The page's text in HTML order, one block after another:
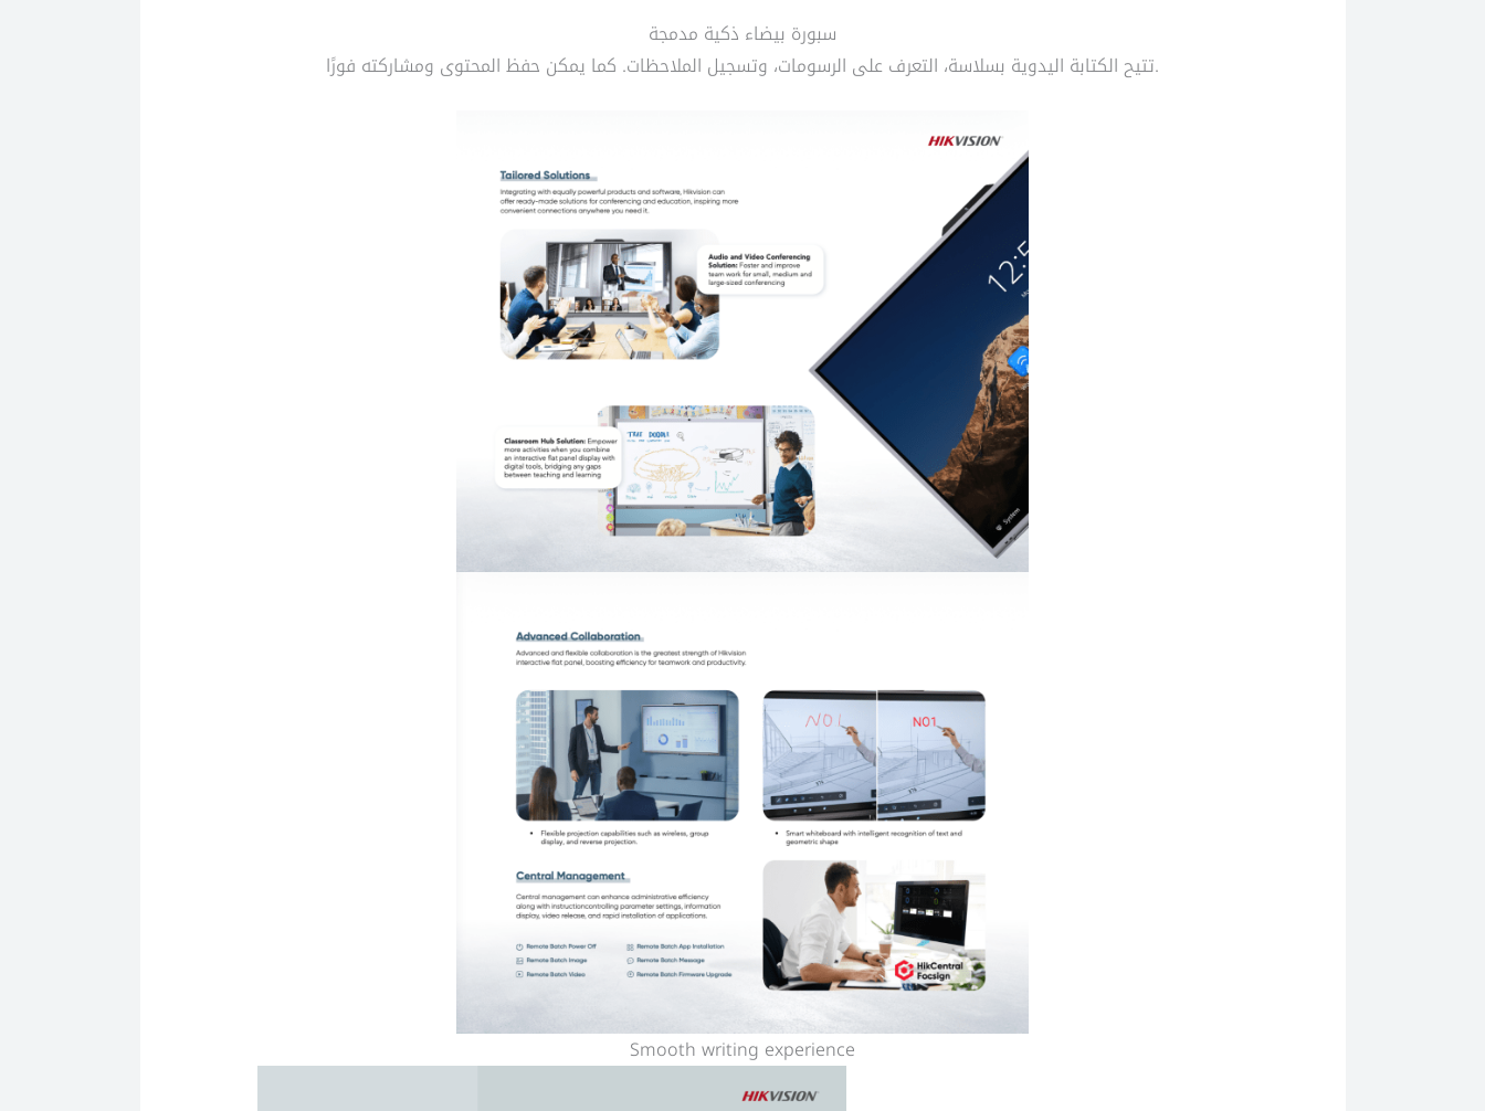
سبورة بيضاء ذكية مدمجة
تتيح الكتابة اليدوية بسلاسة، التعرف على الرسومات، وتسجيل الملاحظات. كما يمكن حفظ المحتوى ومشاركته فورًا.
Smooth writing experience